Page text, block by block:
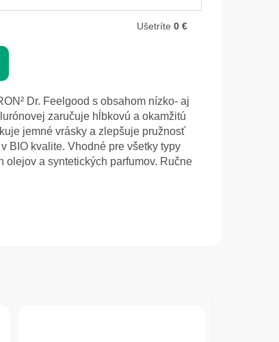
Ušetríte 0 €
Dr. Feelgood s obsahom nízko- aj
zaručuje hĺbkovú a okamžitú
jemné vrásky a zlepšuje pružnosť
BIO kvalite. Vhodné pre všetky typy
olejov a syntetických parfumov. Ručne